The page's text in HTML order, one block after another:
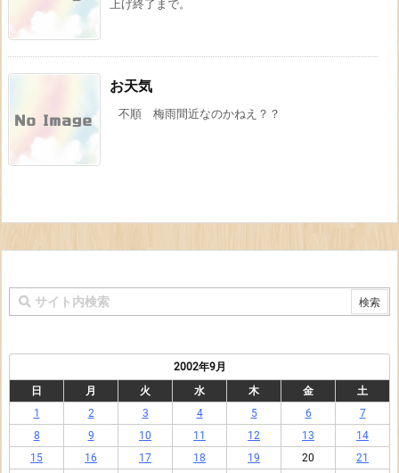
上げ終了まで。
お天気
不順 梅雨間近なのかねえ？？
2002年9月
日
月 火 水 木 金
土
1
2 3 4 5 6
7
8
9 10 11 12 13
14
15
16 17 18 19 20
21